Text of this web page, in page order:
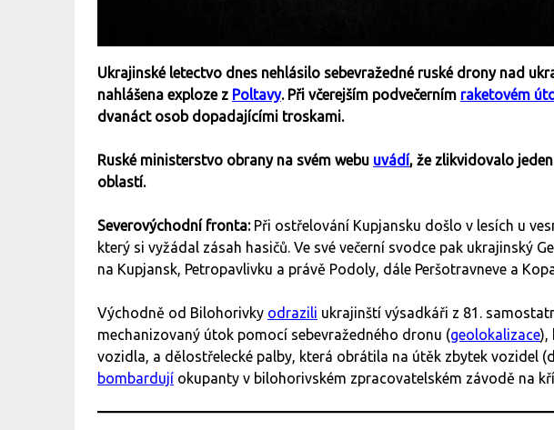
Ukrajinské letectvo dnes nehlásilo sebevražedné ruské drony nad
nahlášena exploze z Poltavy. Při včerejším podvečerním raketovém
dvanáct osob dopadajícími troskami.
Ruské ministerstvo obrany na svém webu uvádí, že zlikvidovalo
oblastí.
Severovýchodní fronta: Při ostřelování Kupjansku došlo v lesích u
který si vyžádal zásah hasičů. Ve své večerní svodce pak ukrajinský
na Kupjansk, Petropavlivku a právě Podoly, dále Peršotravneve a
Východně od Bilohorivky odrazili ukrajinští výsadkáři z 81.
mechanizovaný útok pomocí sebevražedného dronu (geolokalizace),
vozidla, a dělostřelecké palby, která obrátila na útěk zbytek vozidel
bombardují okupanty v bilohorivském zpracovatelském závodě na